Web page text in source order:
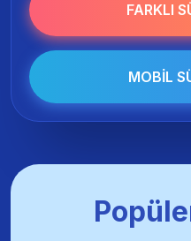
FARKLI
MOBIL